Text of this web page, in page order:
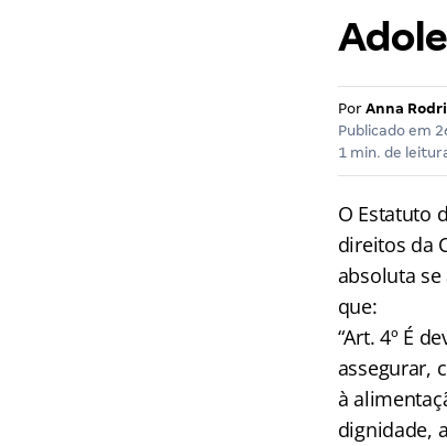
Por Anna
Publicado em
1 min. de
O Estatuto
direitos da
absoluta
que:
“Art. 4º É
assegurar,
à
dignidade,